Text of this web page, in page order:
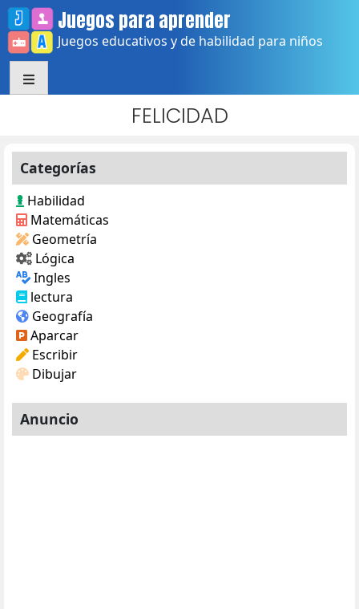
Skip
to
content
Juegos para aprender
Juegos educativos y de habilidad para niños
FELICIDAD
Categorías
Habilidad
Matemáticas
Geometría
Lógica
Ingles
lectura
Geografía
Aparcar
Escribir
Dibujar
Anuncio